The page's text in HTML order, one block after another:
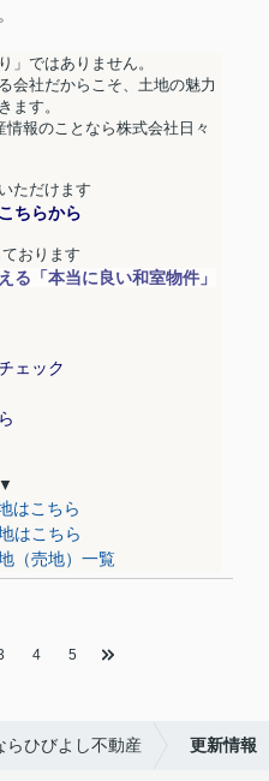
」ではありません。
会社だからこそ、土地の魅力
ます。
情報のことなら株式会社日々
ただけます
ちらから
おります
る「本当に良い和室物件」
ェック
▼
はこちら
はこちら
（売地）一覧
4 5
らひびよし不動産 更新情報